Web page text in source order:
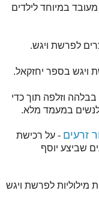
במיוחד לילדים
לפרשת ויגש.
ויגש בספר יחזקאל.
וזלפה תוך כדי
במעמד מלא.
זרעים - על רכישת
שביצע יוסף
מילוליות לפרשת ויגש